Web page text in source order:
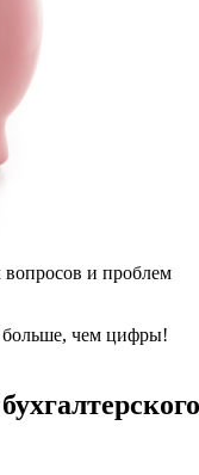
и проблем
чем цифры!